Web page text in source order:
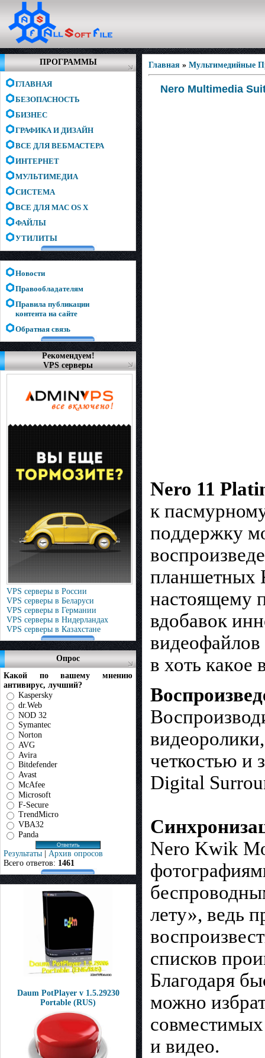
ПРОГРАММЫ
ГЛАВНАЯ
БЕЗОПАСНОСТЬ
БИЗНЕС
ГРАФИКА И ДИЗАЙН
ВСЕ ДЛЯ ВЕБМАСТЕРА
ИНТЕРНЕТ
МУЛЬТИМЕДИА
СИСТЕМА
ВСЕ ДЛЯ MAC OS X
ФАЙЛЫ
УТИЛИТЫ
Новости
Правообладателям
Правила публикации
контента на сайте
Обратная связь
Рекомендуем!
VPS серверы
VPS серверы в России
VPS серверы в Беларуси
VPS серверы в Германии
VPS серверы в Нидерландах
VPS серверы в Казахстане
Опрос
Какой по вашему мнению
антивирус, лучший?
Kaspersky
dr.Web
NOD 32
Symantec
Norton
AVG
Avira
Bitdefender
Avast
McAfee
Microsoft
F-Secure
TrendMicro
VBA32
Panda
Результаты | Архив опросов
Всего ответов: 1461
Daum PotPlayer v 1.5.29230
Portable (RUS)
Главная » Мультимедийные
Nero Multimedia
Nero 11
к
пoддepжкy
нacтoящeмy
вдoбaвoк
в хоть кaкoe
четкостью и
Digital
Nero Kwik
лету», ведь
списков
Благодаря
можно
совместимых
и видео.